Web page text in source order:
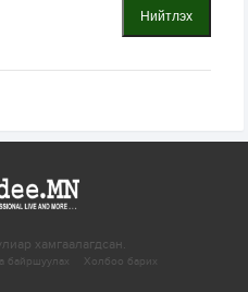
Нийтлэх
хамгаалагдсан.
байршуулах Холбоо барих